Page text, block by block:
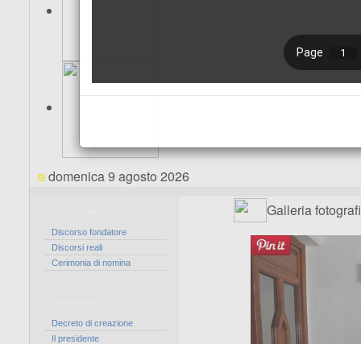
domenica 9 agosto 2026
Discorso fondatore
Discorsi reali
Cerimonia di nomina
Decreto di creazione
Il presidente
Galleria